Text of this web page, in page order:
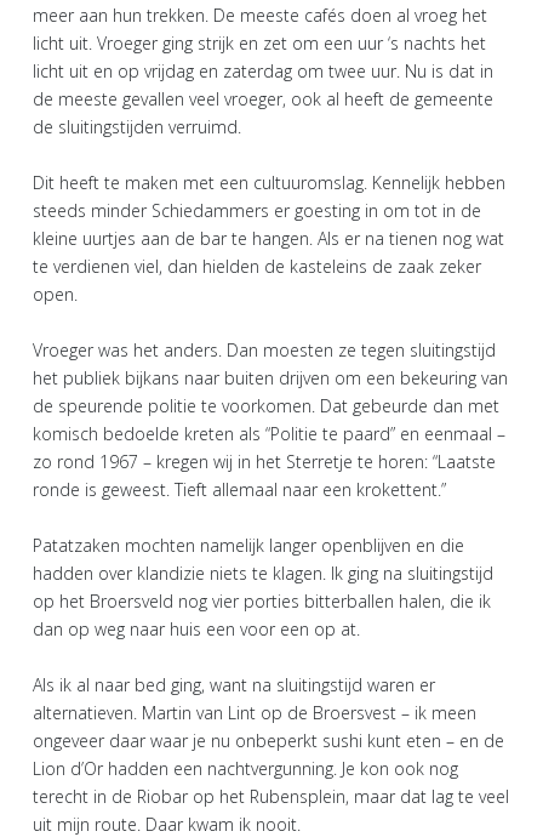
meer aan hun trekken. De meeste cafés doen al vroeg het
licht uit. Vroeger ging strijk en zet om een uur ‘s nachts het
licht uit en op vrijdag en zaterdag om twee uur. Nu is dat in
de meeste gevallen veel vroeger, ook al heeft de gemeente
de sluitingstijden verruimd.
Dit heeft te maken met een cultuuromslag. Kennelijk hebben
steeds minder Schiedammers er goesting in om tot in de
kleine uurtjes aan de bar te hangen. Als er na tienen nog wat
te verdienen viel, dan hielden de kasteleins de zaak zeker
open.
Vroeger was het anders. Dan moesten ze tegen sluitingstijd
het publiek bijkans naar buiten drijven om een bekeuring van
de speurende politie te voorkomen. Dat gebeurde dan met
komisch bedoelde kreten als “Politie te paard” en eenmaal –
zo rond 1967 – kregen wij in het Sterretje te horen: “Laatste
ronde is geweest. Tieft allemaal naar een krokettent.”
Patatzaken mochten namelijk langer openblijven en die
hadden over klandizie niets te klagen. Ik ging na sluitingstijd
op het Broersveld nog vier porties bitterballen halen, die ik
dan op weg naar huis een voor een op at.
Als ik al naar bed ging, want na sluitingstijd waren er
alternatieven. Martin van Lint op de Broersvest – ik meen
ongeveer daar waar je nu onbeperkt sushi kunt eten – en de
Lion d’Or hadden een nachtvergunning. Je kon ook nog
terecht in de Riobar op het Rubensplein, maar dat lag te veel
uit mijn route. Daar kwam ik nooit.